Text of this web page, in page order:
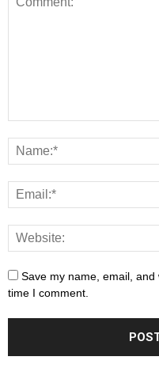
Save my name, email,
time I comment.